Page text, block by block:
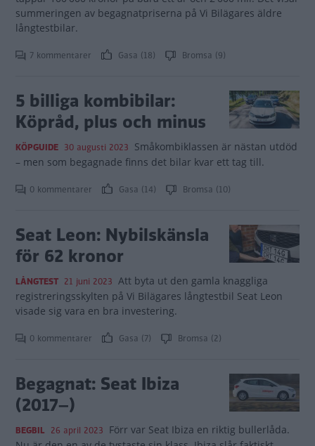
summeringen av begagnatpriserna på Vi Bilägares äldre
långtestbilar.
7 kommentarer Gasa (18) Bromsa (9)
5 billiga kombibilar:
Köpråd, plus och minus
KÖPGUIDE 30 augusti 2023 Småkombiklassen är nästan utdöd
– men som begagnade finns det bilar kvar ett tag till.
0 kommentarer Gasa (14) Bromsa (10)
Seat Leon: Nybilskänsla
för 62 kronor
LÅNGTEST 21 juni 2023 Att byta ut den gamla knaggliga
registreringsskylten på Vi Bilägares långtestbil Seat Leon
visade sig vara en bra investering.
0 kommentarer Gasa (7) Bromsa (2)
Begagnat: Seat Ibiza
(2017–)
BEGBIL 26 april 2023 Förr var Seat Ibiza en riktig bullerlåda.